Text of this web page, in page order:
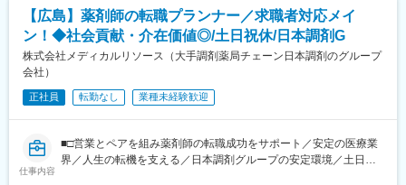
変更の範囲：会社の定める業務
す。
【働き方】
・転居を伴う転勤は発生しません。
んで診療を行っているため、基本定時退社です。
・有給取得率100％でお休みを取りやすいです◎
・産休育休の取得・復帰実績も多数あり、ライフイベントを大切
にしながら長期就業が叶います◎
【魅力ポイント】
【広島】薬剤師の転職プランナー／求職者対応メイ
ン！◆社会貢献・介在価値◎/土日祝休/日本調剤G
株式会社メディカルリソース（大手調剤薬局チェーン日本調剤のグループ
会社）
正社員 転勤なし 業種未経験歓迎
仕事内容
■□営業とペアを組み薬剤師の転職成功をサポート／安定の医療業
界／人生の転機を支える／日本調剤グループの安定環境／土日祝